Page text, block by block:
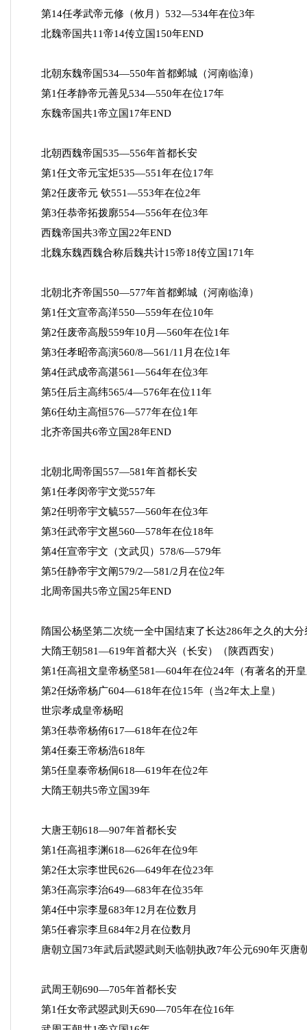
第14任孝武帝元修（攸月）532—534年在位3年
北魏帝国共11帝14传立国150年END
北朝东魏帝国534—550年首都邺城（河南临漳）
第1任孝静帝元善见534—550年在位17年
东魏帝国共1帝立国17年END
北朝西魏帝国535—556年首都长安
第1任文帝元宝炬535—551年在位17年
第2任废帝元 钦551—553年在位2年
第3任恭帝拓拨廓554—556年在位3年
西魏帝国共3帝立国22年END
北魏东魏西魏合称后魏共计15帝18传立国171年
北朝北齐帝国550—577年首都邺城（河南临漳）
第1任文宣帝高洋550—559年在位10年
第2任废帝高殷559年10月—560年在位1年
第3任孝昭帝高演560/8—561/11月在位1年
第4任武成帝高湛561—564年在位3年
第5任后主高纬565/4—576年在位11年
第6任幼主高恒576—577年在位1年
北齐帝国共6帝立国28年END
北朝北周帝国557—581年首都长安
第1任孝闵帝宇文觉557年
第2任明帝宇文毓557—560年在位3年
第3任武帝宇文邕560—578年在位18年
第4任宣帝宇文（文武贝）578/6—579年
第5任静帝宇文阐579/2—581/2月在位2年
北周帝国共5帝立国25年END
隋国公杨坚第二次统一全中国结束了长达286年之久的大分
大隋王朝581—619年首都大兴（长安）（陕西西安）
第1任高祖文皇帝杨坚581—604年在位24年（有著名的开皇
第2任炀帝杨广604—618年在位15年（当2年太上皇）
世宗孝成皇帝杨昭
第3任恭帝杨侑617—618年在位2年
第4任秦王帝杨浩618年
第5任皇泰帝杨侗618—619年在位2年
大隋王朝共5帝立国39年
大唐王朝618—907年首都长安
第1任高祖李渊618—626年在位9年
第2任太宗李世民626—649年在位23年
第3任高宗李治649—683年在位35年
第4任中宗李显683年12月在位数月
第5任睿宗李旦684年2月在位数月
唐朝立国73年武后武曌武则天临朝执政7年公元690年灭唐
武周王朝690—705年首都长安
第1任女帝武曌武则天690—705年在位16年